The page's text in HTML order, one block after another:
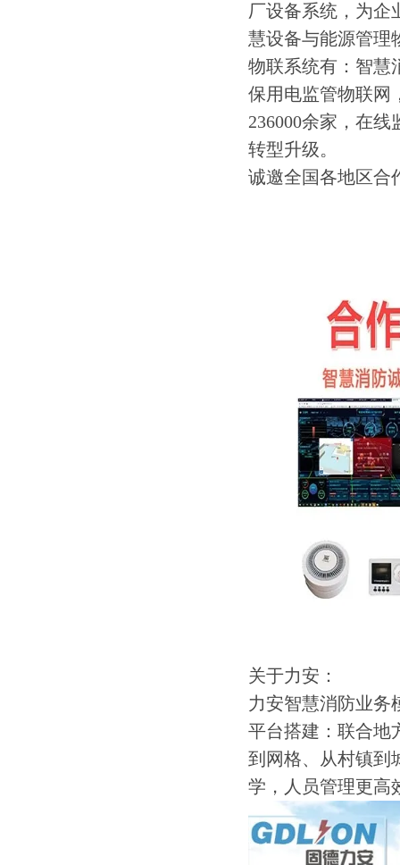
厂设备系统，为企
慧设备与能源管理
物联系统有：智慧
保用电监管物联网
236000余家，在
转型升级。
诚邀全国各地区合
关于力安：
力安智慧消防业务
平台搭建：联合地
到网格、从村镇到
学，人员管理更高